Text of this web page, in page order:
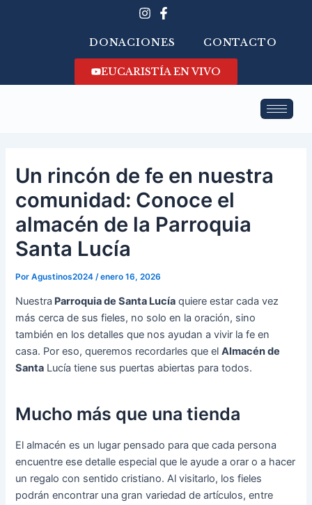
DONACIONES CONTACTO
EUCARISTÍA EN VIVO
Un rincón de fe en nuestra
comunidad: Conoce el
almacén de la Parroquia
Santa Lucía
PorAgustinos2024 /enero 16, 2026
Nuestra Parroquia de Santa Lucía quiere estar cada vez
más cerca de sus fieles, no solo en la oración, sino
también en los detalles que nos ayudan a vivir la fe en
casa. Por eso, queremos recordarles que elAlmacén de
Santa Lucía tiene sus puertas abiertas para todos.
Mucho más que una tienda
El almacén es un lugar pensado para que cada persona
encuentre ese detalle especial que le ayude a orar o a hacer
un regalo con sentido cristiano. Al visitarlo, los fieles
podrán encontrar una gran variedad de artículos, entre